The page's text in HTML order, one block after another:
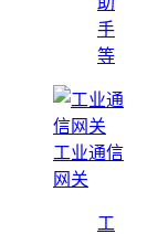
手
等
工业通信
网关
工